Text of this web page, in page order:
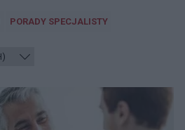
PORADY SPECJALISTY